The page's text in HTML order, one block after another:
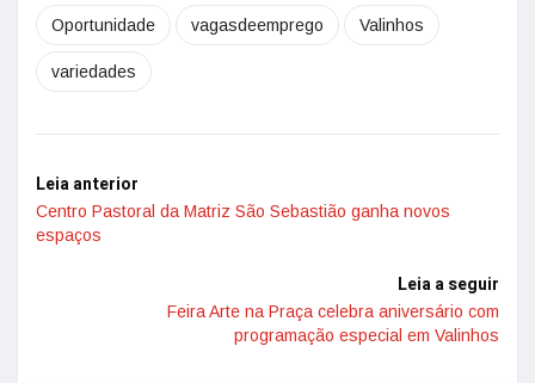
Oportunidade vagasdeemprego Valinhos
variedades
Leia anterior
Centro Pastoral da Matriz São Sebastião ganha novos
espaços
Leia a seguir
Feira Arte na Praça celebra aniversário com
programação especial em Valinhos